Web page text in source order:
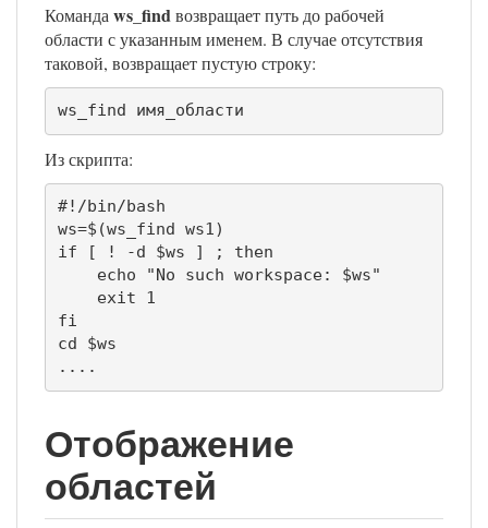
Командаws_findвозвращает путь до рабочей
области с указанным именем. В случае отсутствия
таковой, возвращает пустую строку:
ws_find имя_области
Из скрипта:
#!/bin/bash
ws=$(ws_find ws1)
if [ ! -d $ws ] ; then
fi
cd $ws
....
Отображение
областей